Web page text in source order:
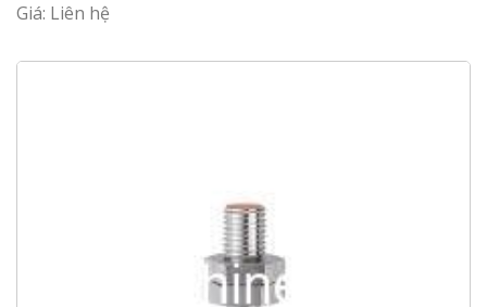
Giá: Liên hệ